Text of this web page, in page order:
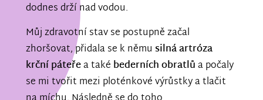
dodnes drží nad vodou.
Můj zdravotní stav se postupně začal
zhoršovat, přidala se k němu silná artróza
krční páteřea také bederních obratlůa počaly
se mi tvořit mezi ploténkové výrůstky a tlačit